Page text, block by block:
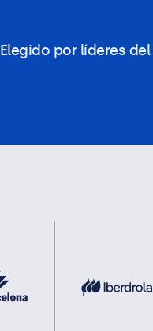
Elegido por líderes